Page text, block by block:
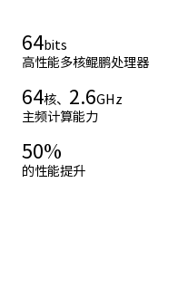
64bits
高性能多核鲲鹏处理器
64核、 2.6GHz
主频计算能力
50%
的性能提升